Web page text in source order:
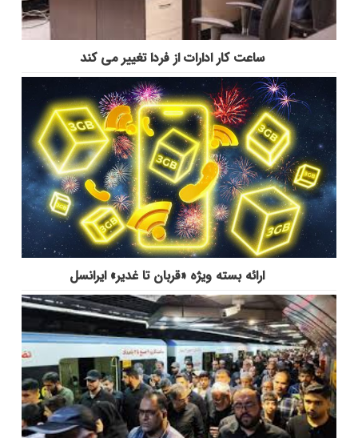
ساعت کار ادارات از فردا تغییر می کند
ارائه بسته ویژه «قربان تا غدیر» ایرانسل